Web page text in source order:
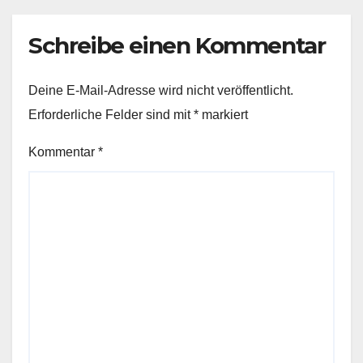
Schreibe einen Kommentar
Deine E-Mail-Adresse wird nicht veröffentlicht.
Erforderliche Felder sind mit* markiert
Kommentar *